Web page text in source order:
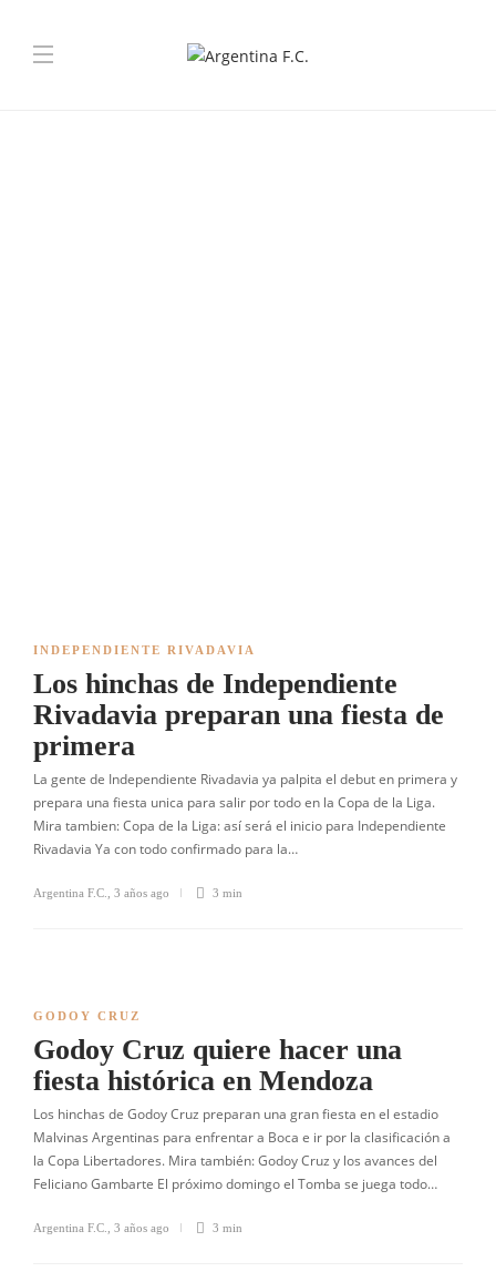
INDEPENDIENTE RIVADAVIA
Los hinchas de Independiente
Rivadavia preparan una fiesta de
primera
La gente de Independiente Rivadavia ya palpita el debut en primera y
prepara una fiesta unica para salir por todo en la Copa de la Liga.
Mira tambien: Copa de la Liga: así será el inicio para Independiente
Rivadavia Ya con todo confirmado para la…
Argentina F.C. 3 años ago 3 min
GODOY CRUZ
Godoy Cruz quiere hacer una
fiesta histórica en Mendoza
Los hinchas de Godoy Cruz preparan una gran fiesta en el estadio
Malvinas Argentinas para enfrentar a Boca e ir por la clasificación a
la Copa Libertadores. Mira también: Godoy Cruz y los avances del
Feliciano Gambarte El próximo domingo el Tomba se juega todo…
Argentina F.C. 3 años ago 3 min